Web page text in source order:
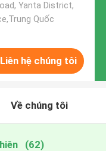
Yanta District,
Quốc
Liên hệ chúng tôi
Về chúng tôi
(62)